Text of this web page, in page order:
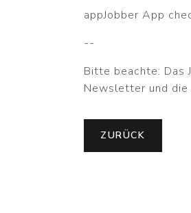
appJobber App
--
Bitte beachte: Das
Newsletter und die
ZURÜCK